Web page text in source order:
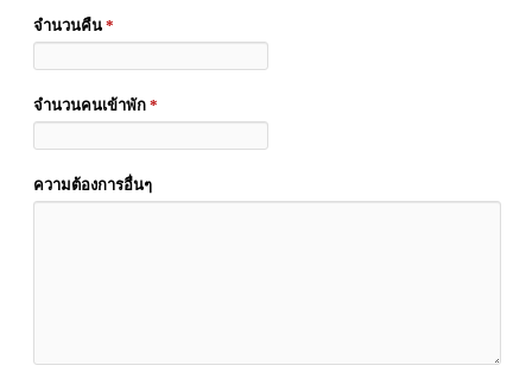
จำนวนคืน *
จำนวนคนเข้าพัก *
ความต้องการอื่นๆ